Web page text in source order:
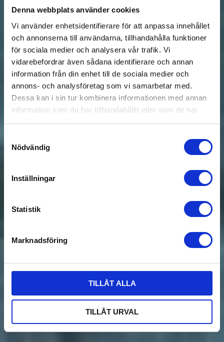
Denna webbplats använder cookies
Vi använder enhetsidentifierare för att anpassa innehållet
och annonserna till användarna, tillhandahålla funktioner
för sociala medier och analysera vår trafik. Vi
vidarebefordrar även sådana identifierare och annan
information från din enhet till de sociala medier och
annons- och analysföretag som vi samarbetar med.
Dessa kan i sin tur kombinera informationen med annan
information som du har tillhandahållit eller som de har
samlat in när du har använt deras tjänster.
Nödvändig
Inställningar
Statistik
Marknadsföring
TILLÅT ALLA
TILLÅT URVAL